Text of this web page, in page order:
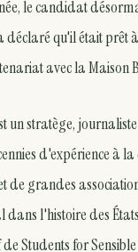
le candidat
déclaré qu'il était prêt
avec la Maison
un stratège,
d'expérience à
de grandes
dans l'histoire des
Students for